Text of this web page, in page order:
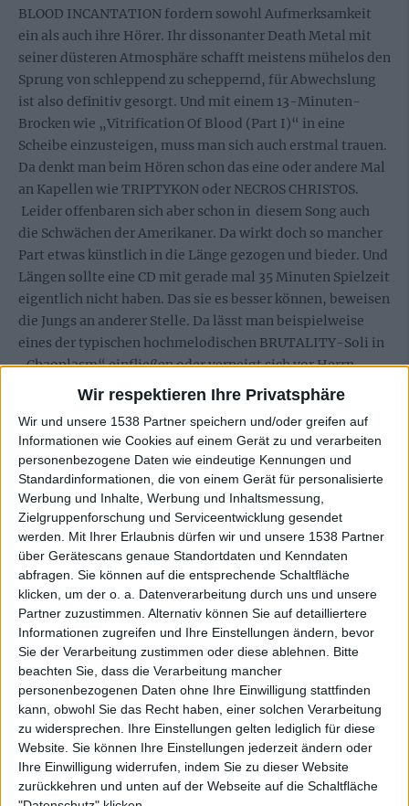
Wir respektieren Ihre Privatsphäre
Wir und unsere 1538 Partner speichern und/oder greifen auf
Informationen wie Cookies auf einem Gerät zu und verarbeiten
personenbezogene Daten wie eindeutige Kennungen und
Standardinformationen, die von einem Gerät für personalisierte
Werbung und Inhalte, Werbung und Inhaltsmessung,
Zielgruppenforschung und Serviceentwicklung gesendet
werden.
Mit Ihrer Erlaubnis dürfen wir und unsere 1538 Partner
über Gerätescans genaue Standortdaten und Kenndaten
abfragen. Sie können auf die entsprechende Schaltfläche
klicken, um der o. a. Datenverarbeitung durch uns und unsere
Partner zuzustimmen. Alternativ können Sie auf detailliertere
Informationen zugreifen und Ihre Einstellungen ändern, bevor
Sie der Verarbeitung zustimmen oder diese ablehnen.
Bitte
beachten Sie, dass die Verarbeitung mancher
personenbezogenen Daten ohne Ihre Einwilligung stattfinden
kann, obwohl Sie das Recht haben, einer solchen Verarbeitung
zu widersprechen. Ihre Einstellungen gelten lediglich für diese
Website. Sie können Ihre Einstellungen jederzeit ändern oder
Ihre Einwilligung widerrufen, indem Sie zu dieser Website
zurückkehren und unten auf der Webseite auf die Schaltfläche
BLOOD INCANTATION fordern sowohl Aufmerksamkeit
ein als auch ihre Hörer. Ihr dissonanter Death Metal mit
seiner düsteren Atmosphäre schafft meistens mühelos den
Sprung von schleppend zu scheppernd, für Abwechslung
ist also definitiv gesorgt. Und mit einem 13-Minuten-
Brocken wie „Vitrification Of Blood (Part I)“ in eine
Scheibe einzusteigen, muss man sich auch erstmal trauen.
Da denkt man beim Hören schon das eine oder andere Mal
an Kapellen wie TRIPTYKON oder NECROS CHRISTOS.
Leider offenbaren sich aber schon in diesem Song auch
die Schwächen der Amerikaner. Da wirkt doch so mancher
Part etwas künstlich in die Länge gezogen und bieder. Und
Längen sollte eine CD mit gerade mal 35 Minuten Spielzeit
eigentlich nicht haben. Das sie es besser können, beweisen
die Jungs an anderer Stelle. Da lässt man beispielweise
eines der typischen hochmelodischen BRUTALITY-Soli in
„Chaoplasm“ einfließen oder verneigt sich vor Herrn
Schuldiner mit einem astreinen DEATH-Gedächtnis-Part
im Titeltrack „Starspawn“. Auch die latenten MORBID
ANGEL Einflüsse wissen durchaus zu gefallen, ohne den
Großtaten der Altmeister aber wirklich das Wasser reichen
zu können. Doch der stark an den Klassiker „Lord Of
Emptiness“ erinnernde bedrohliche Klar- bzw.
Sprechgesang in „Hidden Species (Vitrification Of Blood
Part II)“ kann schon was, absolut. BLOOD INCANTATION
haben also durchaus immer wieder ihre richtig guten
Momente, können die Spannung aber leider nicht über die
volle Distanz durchhalten. Und ein recht langes
Instrumental wie „Meticulous Soul Devourment“ braucht
man bei dieser eh schon kurzen Spielzeit nun wirklich
nicht, auch wenn es wohl für das Konzept der Scheibe
schon seine Wichtigkeit hat.
Fazit: Viel gewollt, leider nicht alles geschafft. BLOOD
INCANTATION sind ganz sicher in der Lage, ein
spannendes und hochinteressantes Album ohne Ausfälle
und Längen zu kreieren. Mit „Starspawn“ ist das aber